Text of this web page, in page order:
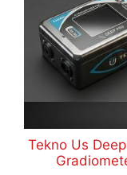
Tekno Us